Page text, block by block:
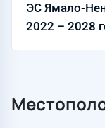
ЭС Ямало-
2022 – 2028